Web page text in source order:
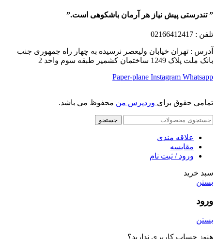
” تندرستی پیش نیاز هر آرمان باشکوهی است.”
تلفن : 02166412417
آدرس : تهران خیابان ولیعصر نرسیده به چهار راه جمهوری جنب
بانک ملت پلاک 1249 ساختمان کشمیر طبقه سوم واحد 2
Paper-plane Instagram Whatsapp
تمامی حقوق برای وردپرس من محفوظ می باشد.
جستجو
علاقه مندی
مقایسه
ورود / ثبت نام
سبد خرید
بستن
ورود
بستن
هنوز حساب کاربری ندارید؟